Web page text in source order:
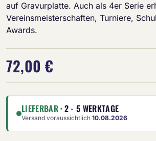
auf Gravurplatte. Auch als 4er Serie
Vereinsmeisterschaften, Turniere,
Awards.
72,00 €
LIEFERBAR· 2 - 5 WERKTAGE
Versand voraussichtlich 10.08.2026